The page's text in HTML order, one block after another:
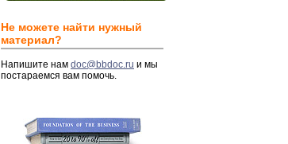
Не можете найти нужный
материал?
Напишите нам doc@bbdoc.ru и мы
постараемся вам помочь.